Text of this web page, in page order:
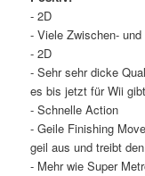
- 2D
- Viele Zwischen- und
- 2D
- Sehr sehr dicke
es bis jetzt für Wii
- Schnelle Action
- Geile Finishing
geil aus und treibt
- Mehr wie Super